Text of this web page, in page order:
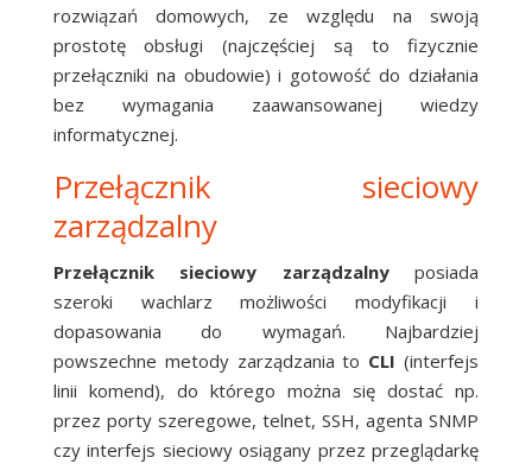
rozwiązań domowych, ze względu na swoją
prostotę obsługi (najczęściej są to fizycznie
przełączniki na obudowie) i gotowość do działania
bez wymagania zaawansowanej wiedzy
informatycznej.
Przełącznik sieciowy
zarządzalny
Przełącznik sieciowy zarządzalnyposiada
szeroki wachlarz możliwości modyfikacji i
dopasowania do wymagań. Najbardziej
powszechne metody zarządzania to CLI (interfejs
linii komend), do którego można się dostać np.
przez porty szeregowe, telnet, SSH, agenta SNMP
czy interfejs sieciowy osiągany przez przeglądarkę